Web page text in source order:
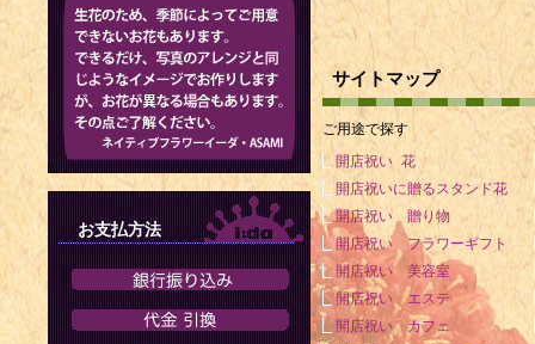
1905年 - エ
家（+ 1978
1906年 - 杉
1908年 - ス
ー、チェリ
1909年 - 市
1965年）
1913年 - ロ
年）
サイトマップ
ご用途で探す
開店祝い 花
開店祝いに贈るスタンド花
開店祝い 贈り物
開店祝い フラワーギフト
開店祝い 美容室
開店祝い エステ
開店祝い カフェ
お支払方法